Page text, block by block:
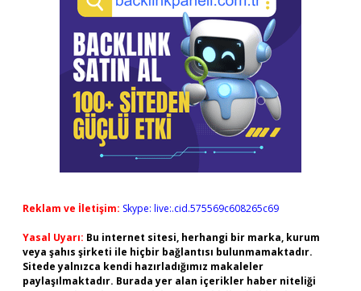
Reklam ve İletişim: Skype: live:.cid.575569c608265c69
Yasal Uyarı: Bu internet sitesi, herhangi bir marka, kurum
veya şahıs şirketi ile hiçbir bağlantısı bulunmamaktadır.
Sitede yalnızca kendi hazırladığımız makaleler
paylaşılmaktadır. Burada yer alan içerikler haber niteliği